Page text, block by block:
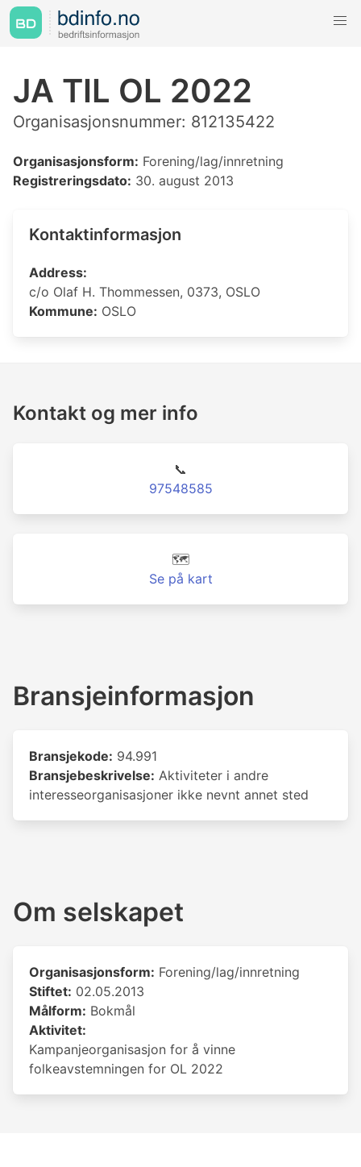
JA TIL OL 2022
Organisasjonsnummer: 812135422
Organisasjonsform: Forening/lag/innretning
Registreringsdato: 30. august 2013
Kontaktinformasjon
Address:
c/o Olaf H. Thommessen, 0373, OSLO
Kommune: OSLO
Kontakt og mer info
📞
97548585
🗺️
Se på kart
Bransjeinformasjon
Bransjekode: 94.991
Bransjebeskrivelse: Aktiviteter i andre
interesseorganisasjoner ikke nevnt annet sted
Om selskapet
Organisasjonsform: Forening/lag/innretning
Stiftet: 02.05.2013
Målform: Bokmål
Aktivitet:
Kampanjeorganisasjon for å vinne
folkeavstemningen for OL 2022